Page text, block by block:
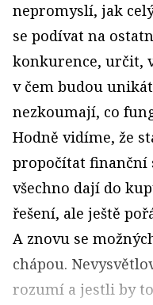
nepromyslí, jak
se podívat na
konkurence, určit,
v čem budou
nezkoumají, co
Hodně vidíme, že
propočítat finanční
všechno dají do
řešení, ale ještě
A znovu se
chápou.
rozumí a jestli by